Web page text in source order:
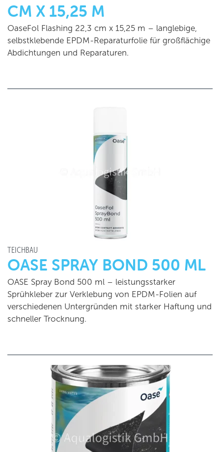
CM X 15,25 M
OaseFol Flashing 22,3 cm x 15,25 m – langlebige,
selbstklebende EPDM-Reparaturfolie für großflächige
Abdichtungen und Reparaturen.
TEICHBAU
OASE SPRAY BOND 500 ML
OASE Spray Bond 500 ml – leistungsstarker
Sprühkleber zur Verklebung von EPDM-Folien auf
verschiedenen Untergründen mit starker Haftung und
schneller Trocknung.